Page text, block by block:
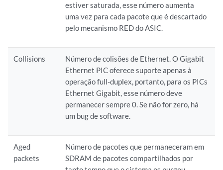
estiver saturada, esse número aumenta
uma vez para cada pacote que é descartado
pelo mecanismo RED do ASIC.
Collisions
Número de colisões de Ethernet. O Gigabit
Ethernet PIC oferece suporte apenas à
operação full-duplex, portanto, para os PICs
Ethernet Gigabit, esse número deve
permanecer sempre 0. Se não for zero, há
um bug de software.
Aged
packets
Número de pacotes que permaneceram em
SDRAM de pacotes compartilhados por